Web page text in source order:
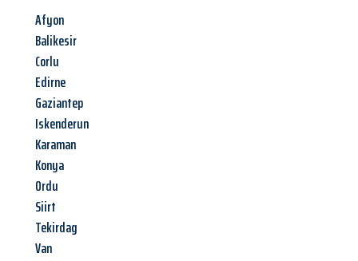
Afyon
Balikesir
Corlu
Edirne
Gaziantep
Iskenderun
Karaman
Konya
Ordu
Siirt
Tekirdag
Van